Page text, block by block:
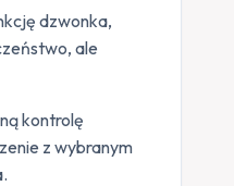
dzwonka,
ale
kontrolę
z wybranym